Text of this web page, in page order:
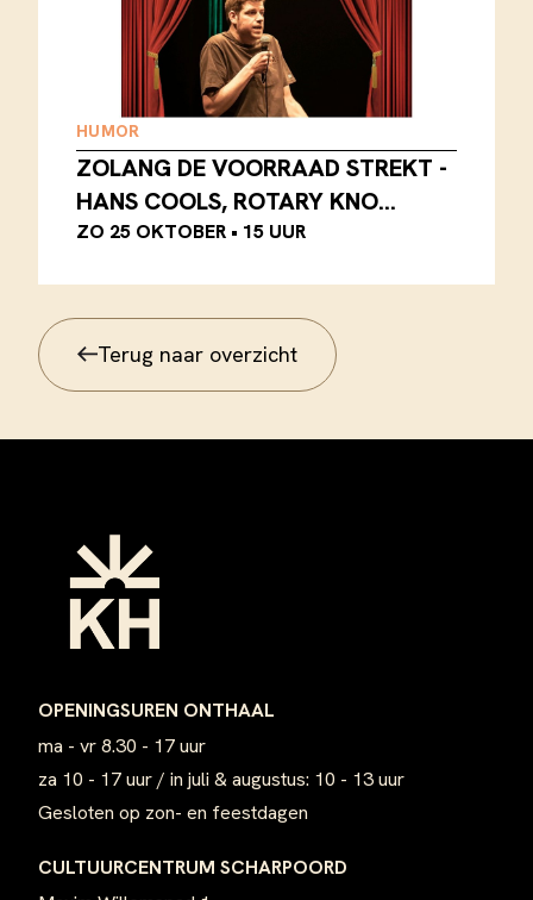
HUMOR
ZOLANG DE VOORRAAD STREKT -
HANS COOLS, ROTARY KNO…
ZO 25 OKTOBER • 15 UUR
Terug naar overzicht
Terug naar overzicht
OPENINGSUREN ONTHAAL
ma - vr 8.30 - 17 uur
za 10 - 17 uur / in juli & augustus: 10 - 13 uur
Gesloten op zon- en feestdagen
CULTUURCENTRUM SCHARPOORD